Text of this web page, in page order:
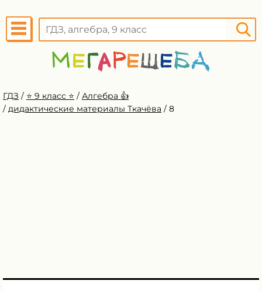
ГДЗ / ⭐️ 9 класс ⭐️ / Алгебра 👍
/ дидактические материалы Ткачёва / 8